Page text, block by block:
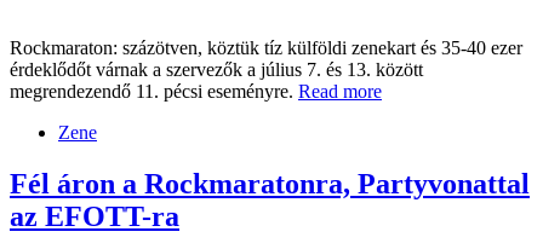
Rockmaraton: százötven, köztük tíz külföldi zenekart és 35-40 ezer
érdeklődőt várnak a szervezők a július 7. és 13. között
megrendezendő 11. pécsi eseményre. Read more
Zene
Fél áron a Rockmaratonra, Partyvonattal
az EFOTT-ra